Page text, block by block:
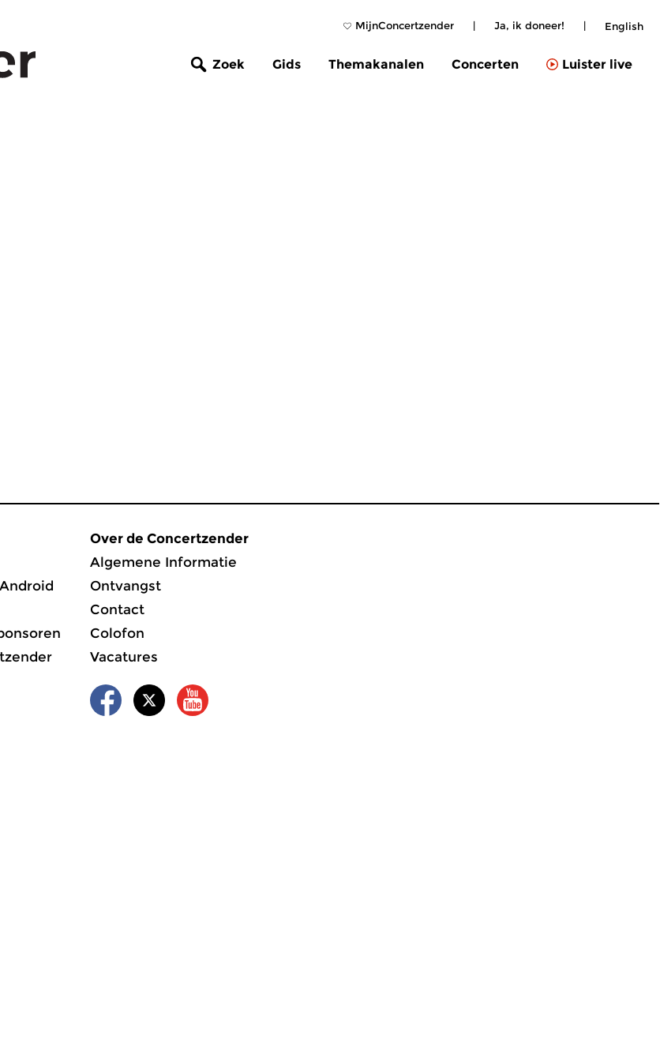
MijnConcertzender | Ja, ik doneer! | English
Zoek Gids Themakanalen Concerten Luister live
Over de Concertzender
Algemene Informatie
Ontvangst
Contact
Colofon
Vacatures